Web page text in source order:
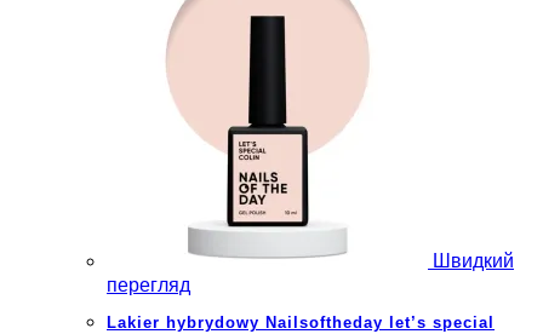
Швидкий
перегляд
Lakier hybrydowy Nailsoftheday let’s special